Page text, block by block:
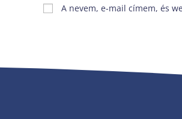
A nevem, e-mail címem, és